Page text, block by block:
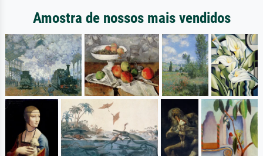
Amostra de nossos mais vendidos